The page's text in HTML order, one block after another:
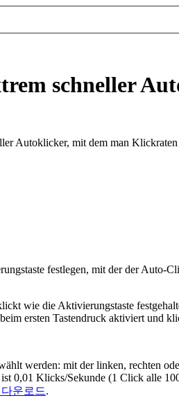
schneller
Autoklicker, mit dem man
festlegen, mit der der Auto-
wie die Aktivierungstaste
ersten Tastendruck aktiviert und
werden: mit der linken, rechten
0,01 Klicks/Sekunde (1 Click alle
운로드.